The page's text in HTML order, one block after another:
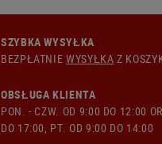
SZYBKA WYSYŁKA
BEZPŁATNIEWYSYŁKA Z
OBSŁUGA KLIENTA
PON. - CZW. OD 9:00 DO 12:00
DO 17:00, PT. OD 9:00 DO 14:00